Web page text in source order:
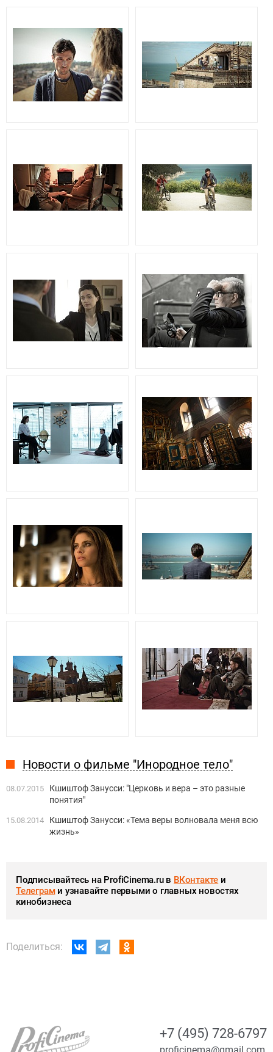
Новости о фильме "Инородное тело"
08.07.2015
Кшиштоф Занусси: "Церковь и вера – это разные
понятия"
15.08.2014
Кшиштоф Занусси: «Тема веры волновала меня всю
жизнь»
Подписывайтесь на ProfiCinema.ru в ВКонтакте и
Телеграми узнавайте первыми о главных новостях
кинобизнеса
Поделиться:
+7 (495) 728-6797